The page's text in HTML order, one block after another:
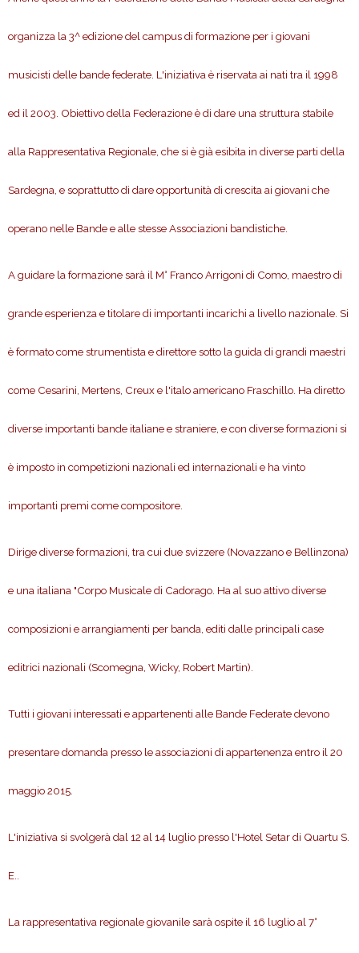
organizza la 3^ edizione del campus di formazione per i giovani
musicisti delle bande federate. L'iniziativa è riservata ai nati tra il 1998
ed il 2003. Obiettivo della Federazione è di dare una struttura stabile
alla Rappresentativa Regionale, che si è già esibita in diverse parti della
Sardegna, e soprattutto di dare opportunità di crescita ai giovani che
operano nelle Bande e alle stesse Associazioni bandistiche.
A guidare la formazione sarà il M° Franco Arrigoni di Como, maestro di
grande esperienza e titolare di importanti incarichi a livello nazionale. Si
è formato come strumentista e direttore sotto la guida di grandi maestri
come Cesarini, Mertens, Creux e l'italo americano Fraschillo. Ha diretto
diverse importanti bande italiane e straniere, e con diverse formazioni si
è imposto in competizioni nazionali ed internazionali e ha vinto
importanti premi come compositore.
Dirige diverse formazioni, tra cui due svizzere (Novazzano e Bellinzona)
e una italiana "Corpo Musicale di Cadorago. Ha al suo attivo diverse
composizioni e arrangiamenti per banda, editi dalle principali case
editrici nazionali (Scomegna, Wicky, Robert Martin).
Tutti i giovani interessati e appartenenti alle Bande Federate devono
presentare domanda presso le associazioni di appartenenza entro il 20
maggio 2015.
L'iniziativa si svolgerà dal 12 al 14 luglio presso l'Hotel Setar di Quartu S.
E..
La rappresentativa regionale giovanile sarà ospite il 16 luglio al 7°